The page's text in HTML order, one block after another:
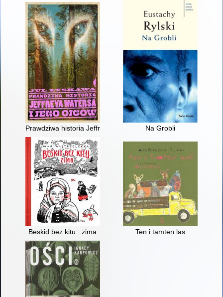
Prawdziwa historia Jeffreya Watersa i jego ojców
Na Grobli
Beskid bez kitu : zima Ten i tamten las